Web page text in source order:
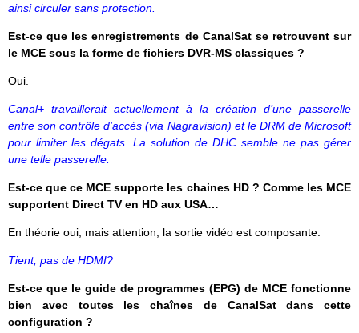
ainsi circuler sans protection.
Est-ce que les enregistrements de CanalSat se retrouvent sur
le MCE sous la forme de fichiers DVR-MS classiques ?
Oui.
Canal+ travaillerait actuellement à la création d’une passerelle
entre son contrôle d’accès (via Nagravision) et le DRM de Microsoft
pour limiter les dégats. La solution de DHC semble ne pas gérer
une telle passerelle.
Est-ce que ce MCE supporte les chaines HD ? Comme les MCE
supportent Direct TV en HD aux USA…
En théorie oui, mais attention, la sortie vidéo est composante.
Tient, pas de HDMI?
Est-ce que le guide de programmes (EPG) de MCE fonctionne
bien avec toutes les chaînes de CanalSat dans cette
configuration ?